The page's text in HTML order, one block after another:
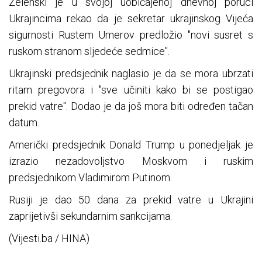
Ukrajincima rekao da je sekretar ukrajinskog Vijeća
sigurnosti Rustem Umerov predložio "novi susret s
ruskom stranom sljedeće sedmice".
Ukrajinski predsjednik naglasio je da se mora ubrzati
ritam pregovora i "sve učiniti kako bi se postigao
prekid vatre". Dodao je da još mora biti određen tačan
datum.
Američki predsjednik Donald Trump u ponedjeljak je
izrazio nezadovoljstvo Moskvom i ruskim
predsjednikom Vladimirom Putinom.
Rusiji je dao 50 dana za prekid vatre u Ukrajini
zaprijetivši sekundarnim sankcijama.
(Vijesti.ba / HINA)